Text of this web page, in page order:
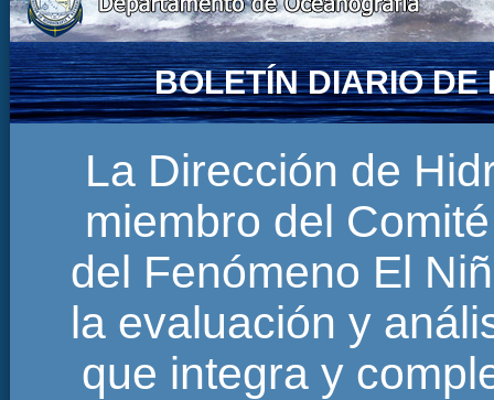
BOLETÍN DIARIO DE
La Dirección de
miembro del
del Fenómeno El
la evaluación y
que integra y